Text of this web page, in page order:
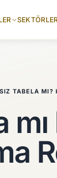
TABELA MI?